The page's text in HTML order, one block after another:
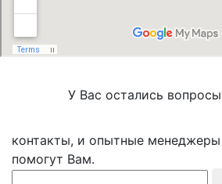
У Вас остались
контакты, и опытные менеджеры
помогут Вам.